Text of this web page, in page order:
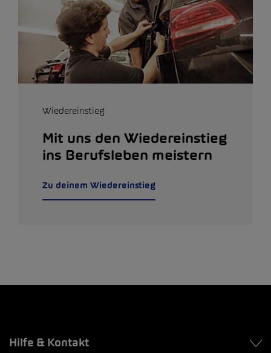
Wiedereinstieg
Mit uns den Wiedereinstieg
ins Berufsleben meistern
Zu deinem Wiedereinstieg
Hilfe & Kontakt